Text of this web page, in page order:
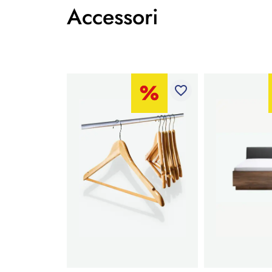
Accessori
favorite_border